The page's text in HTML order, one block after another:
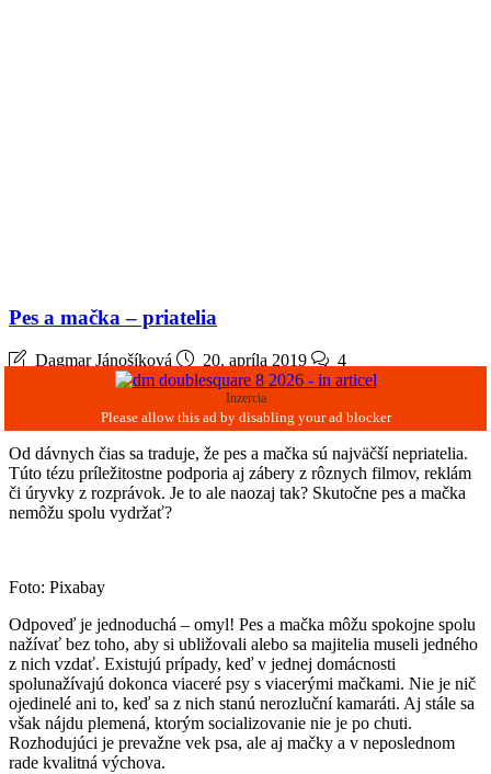
Pes a mačka – priatelia
Dagmar Jánošíková 20. apríla 2019 4
Inzercia
Od dávnych čias sa traduje, že pes a mačka sú najväčší nepriatelia.
Túto tézu príležitostne podporia aj zábery z rôznych filmov, reklám
či úryvky z rozprávok. Je to ale naozaj tak? Skutočne pes a mačka
nemôžu spolu vydržať?
Foto: Pixabay
Odpoveď je jednoduchá – omyl! Pes a mačka môžu spokojne spolu
nažívať bez toho, aby si ubližovali alebo sa majitelia museli jedného
z nich vzdať. Existujú prípady, keď v jednej domácnosti
spolunažívajú dokonca viaceré psy s viacerými mačkami. Nie je nič
ojedinelé ani to, keď sa z nich stanú nerozluční kamaráti. Aj stále sa
však nájdu plemená, ktorým socializovanie nie je po chuti.
Rozhodujúci je prevažne vek psa, ale aj mačky a v neposlednom
rade kvalitná výchova.